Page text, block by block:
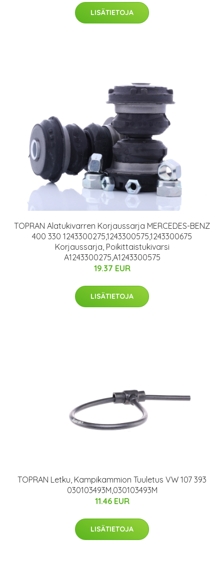
LISÄTIETOJA
TOPRAN Alatukivarren Korjaussarja MERCEDES-BENZ
400 330 1243300275,1243300575,1243300675
Korjaussarja, Poikittaistukivarsi
A1243300275,A1243300575
19.37 EUR
LISÄTIETOJA
TOPRAN Letku, Kampikammion Tuuletus VW 107 393
030103493M,030103493M
11.46 EUR
LISÄTIETOJA